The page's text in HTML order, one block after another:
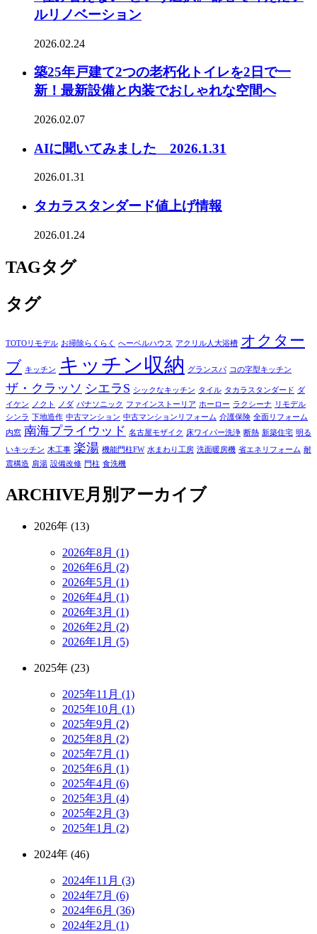
ルリノベーション
2026.02.24
築25年戸建て2つの老朽化トイレを2日で一
新！最新設備と内装でおしゃれな空間へ
2026.02.07
AIに聞いてみました 2026.1.31
2026.01.31
タカラスタンダード値上げ情報
2026.01.24
TAGタグ
タグ
TOTOリモデル お掃除らくらく へーベルハウス アクリル人大浴槽 オクター
ブ キッチン キッチン収納 グランスパ コの字型キッチン
ザ・クラッソ シエラS シックなキッチン タイル タカラスタンダード ダ
イケン
ノクト ノダ パナソニック ファインストーリア ホーロー ラクシーナ
リモデル
シンラ 下地造作 中古マンション 中古マンションリフォーム 介護保険 全面リフォーム
内窓 南海プライウッド 名古屋モザイク 床ワイパー洗浄 断熱 新築住宅 明る
いキッチン 木工事 楽湯 機能門柱FW 水まわり工房 洗面暖房機 省エネリフォーム 耐
震構造 肩湯 設備改修 門柱 食洗機
ARCHIVE月別アーカイブ
2026年 (13)
2026年8月 (1)
2026年6月 (2)
2026年5月 (1)
2026年4月 (1)
2026年3月 (1)
2026年2月 (2)
2026年1月 (5)
2025年 (23)
2025年11月 (1)
2025年10月 (1)
2025年9月 (2)
2025年8月 (2)
2025年7月 (1)
2025年6月 (1)
2025年4月 (6)
2025年3月 (4)
2025年2月 (3)
2025年1月 (2)
2024年 (46)
2024年11月 (3)
2024年7月 (6)
2024年6月 (36)
2024年2月 (1)